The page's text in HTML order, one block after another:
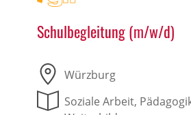
Schulbegleitung (m/w/d)
Würzburg
Soziale Arbeit,